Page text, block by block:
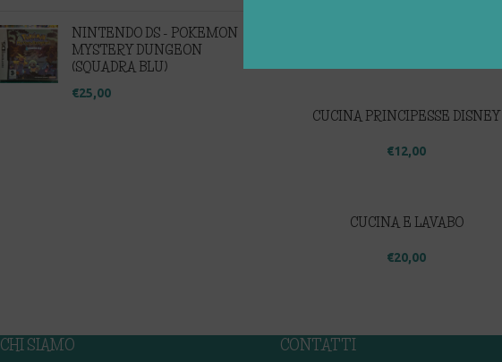
NINTENDO DS - POKEMON
MYSTERY DUNGEON
(SQUADRA BLU)
€25,00
CUCINA PRINCIPESSE DISNEY
€12,00
CUCINA E LAVABO
€20,00
CHI SIAMO CONTATTI